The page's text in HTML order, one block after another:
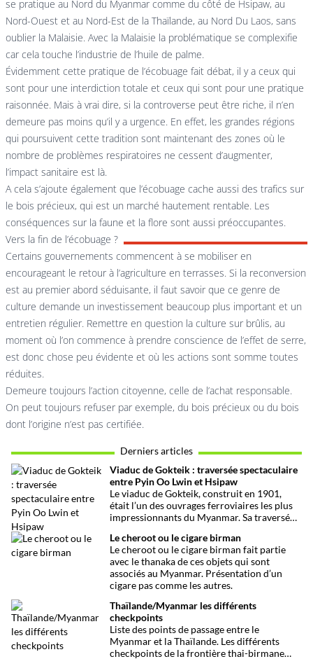
se pratique au Nord du Myanmar comme du côté de Hsipaw, au
Nord-Ouest et au Nord-Est de la Thaïlande, au Nord Du Laos, sans
oublier la Malaisie. Avec la Malaisie la problématique se complexifie
car cela touche l’industrie de l’huile de palme.
Évidemment cette pratique de l’écobuage fait débat, il y a ceux qui
sont pour une interdiction totale et ceux qui sont pour une pratique
raisonnée. Mais à vrai dire, si la controverse peut être riche, il n’en
demeure pas moins qu’il y a urgence. En effet, les grandes régions
qui poursuivent cette tradition sont maintenant des zones où le
nombre de problèmes respiratoires ne cessent d’augmenter,
l’impact sanitaire est là.
A cela s’ajoute également que l’écobuage cache aussi des trafics sur
le bois précieux, qui est un marché hautement rentable. Les
conséquences sur la faune et la flore sont aussi préoccupantes.
Vers la fin de l’écobuage ?
Certains gouvernements commencent à se mobiliser en
encourageant le retour à l’agriculture en terrasses. Si la reconversion
est au premier abord séduisante, il faut savoir que ce genre de
culture demande un investissement beaucoup plus important et un
entretien régulier. Remettre en question la culture sur brûlis, au
moment où l’on commence à prendre conscience de l’effet de serre,
est donc chose peu évidente et où les actions sont somme toutes
réduites.
Demeure toujours l’action citoyenne, celle de l’achat responsable.
On peut toujours refuser par exemple, du bois précieux ou du bois
dont l’origine n’est pas certifiée.
Derniers articles
Viaduc de Gokteik : traversée spectaculaire
entre Pyin Oo Lwin et Hsipaw
Le viaduc de Gokteik, construit en 1901,
était l’un des ouvrages ferroviaires les plus
impressionnants du Myanmar. Sa traversée,
moment à part d’un voyage vers Hsipaw. La
guerre en Août 2025 aura eu raison de lui.
Le cheroot ou le cigare birman
Le cheroot ou le cigare birman fait partie
avec le thanaka de ces objets qui sont
associés au Myanmar. Présentation d’un
cigare pas comme les autres.
Thaïlande/Myanmar les différents
checkpoints
Liste des points de passage entre le
Myanmar et la Thaïlande. Les différents
checkpoints de la frontière thai-birmane